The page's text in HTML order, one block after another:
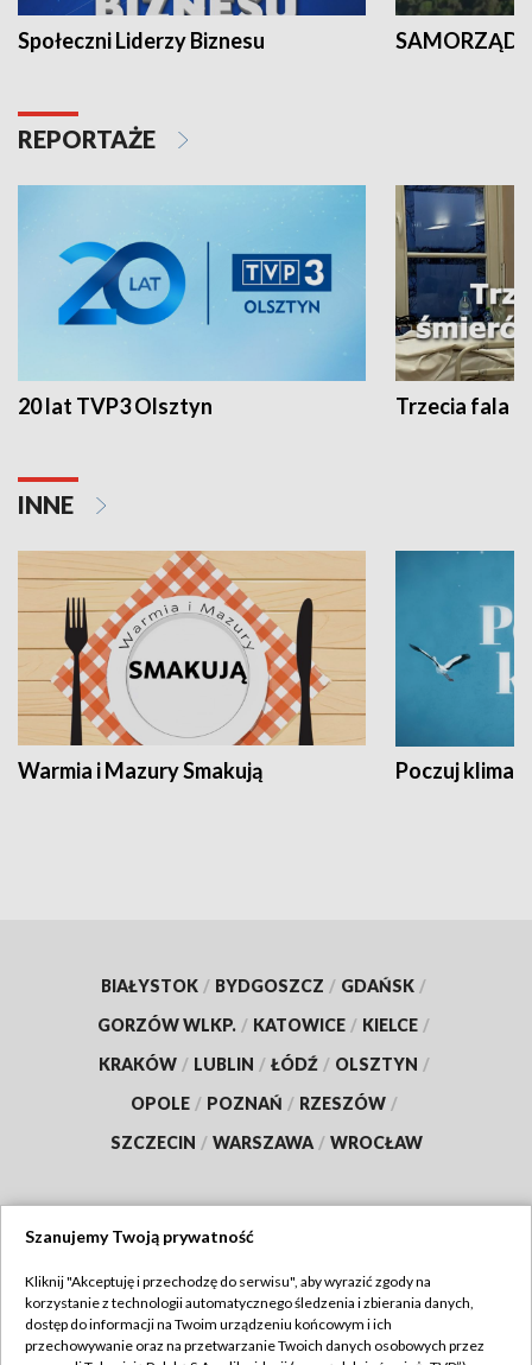
Społeczni Liderzy Biznesu SAMORZĄD
REPORTAŻE
20 lat TVP3 Olsztyn Trzecia fala -
INNE
Warmia i Mazury Smakują Poczuj klimat
BIAŁYSTOK / BYDGOSZCZ / GDAŃSK /
GORZÓW WLKP. / KATOWICE / KIELCE /
KRAKÓW / LUBLIN / ŁÓDŹ / OLSZTYN /
OPOLE / POZNAŃ / RZESZÓW /
SZCZECIN / WARSZAWA / WROCŁAW
TVP
Abonament TVP
Regulamin TVP
Szanujemy Twoją prywatność
Kliknij "Akceptuję i przechodzę do serwisu", aby wyrazić zgody na
korzystanie z technologii automatycznego śledzenia i zbierania danych,
dostęp do informacji na Twoim urządzeniu końcowym i ich
przechowywanie oraz na przetwarzanie Twoich danych osobowych przez